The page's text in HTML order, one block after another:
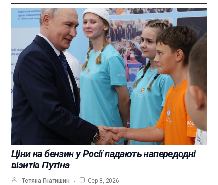
Ціни на бензин у Росії падають напередодні
візитів Путіна
Тетяна Гнатишин Сер 8, 2026